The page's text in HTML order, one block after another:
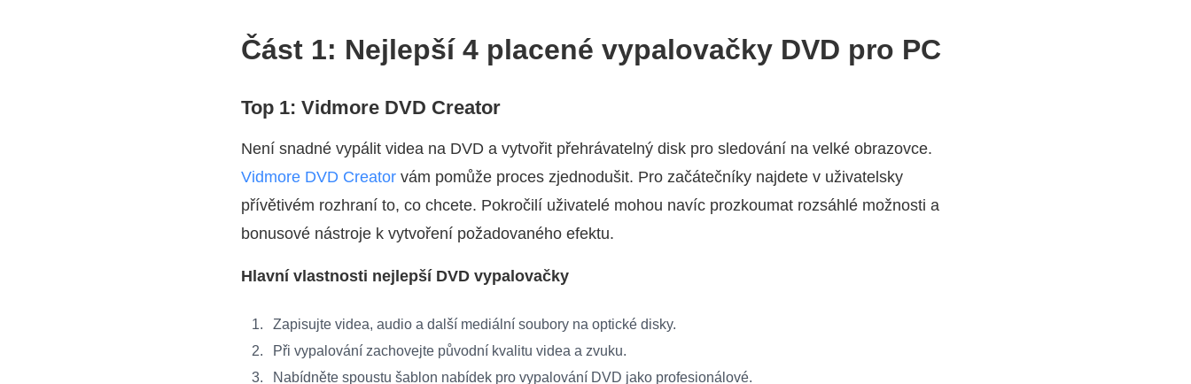
Část 1: Nejlepší 4 placené vypalovačky DVD pro PC
Top 1: Vidmore DVD Creator
Není snadné vypálit videa na DVD a vytvořit přehrávatelný disk pro sledování na velké obrazovce.
Vidmore DVD Creator vám pomůže proces zjednodušit. Pro začátečníky najdete v uživatelsky
přívětivém rozhraní to, co chcete. Pokročilí uživatelé mohou navíc prozkoumat rozsáhlé možnosti a
bonusové nástroje k vytvoření požadovaného efektu.
Hlavní vlastnosti nejlepší DVD vypalovačky
Zapisujte videa, audio a další mediální soubory na optické disky.
Při vypalování zachovejte původní kvalitu videa a zvuku.
Nabídněte spoustu šablon nabídek pro vypalování DVD jako profesionálové.